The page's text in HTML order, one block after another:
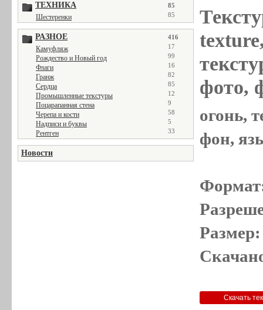
ТЕХНИКА 85
Шестеренки 85
РАЗНОЕ 416
Камуфляж 17
Рождество и Новый год 99
Флаги 16
Гранж 82
Сердца 85
Промышленные текстуры 12
Поцарапанная стена 9
Черепа и кости 58
Надписи и буквы 5
Рентген 33
Новости
фото,
огонь,
фон,